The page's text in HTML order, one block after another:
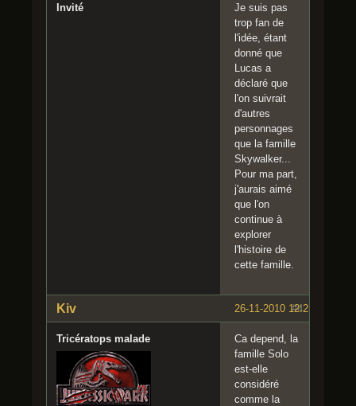
Invité
Je suis pas
trop fan de
l'idée, étant
donné que
Lucas a
déclaré que
l'on suivrait
d'autres
personnages
que la famille
Skywalker...
Pour ma part,
j'aurais aimé
que l'on
continue à
explorer
l'histoire de
cette famille.
#4
26-11-2010 12:25:26
Kiv
Tricératops malade
Ca depend, la
famille Solo
est-elle
considéré
comme la